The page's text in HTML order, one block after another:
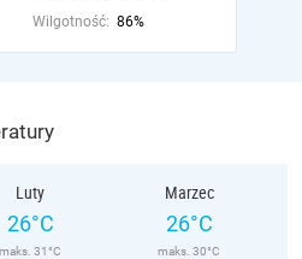
Wilgotność: 86%
Luty
26°C
maks. 31°C
Marzec
26°C
maks. 30°C